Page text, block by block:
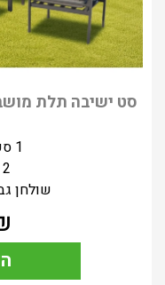
סט ישיבה תלת
1 ספה תלת מושבית
2 כורסאות יחיד
שולחן